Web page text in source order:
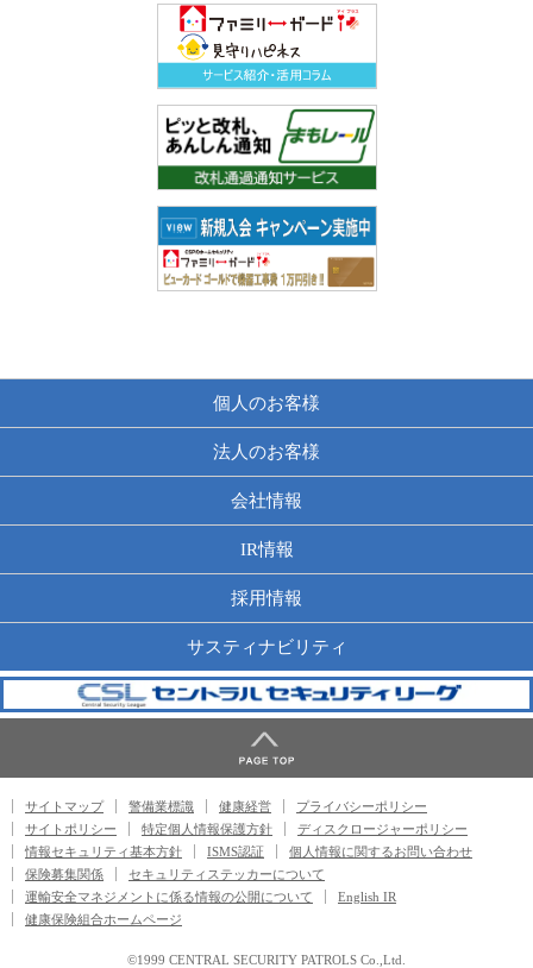
個人のお客様
法人のお客様
会社情報
IR情報
採用情報
サスティナビリティ
サイトマップ 警備業標識 健康経営
プライバシーポリシー
サイトポリシー
特定個人情報保護方針
ディスクロージャーポリシー
情報セキュリティ基本方針
ISMS認証
個人情報に関するお問い合わせ
保険募集関係
セキュリティステッカーについて
運輸安全マネジメントに係る情報の公開について
English IR
健康保険組合ホームページ
©1999 CENTRAL SECURITY PATROLS Co.,Ltd.